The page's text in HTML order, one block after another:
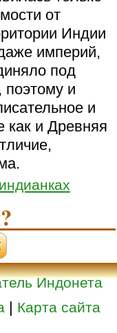
от
Индии
империй,
под
поэтому и
и
как и Древняя
Индонета
| Карта сайта